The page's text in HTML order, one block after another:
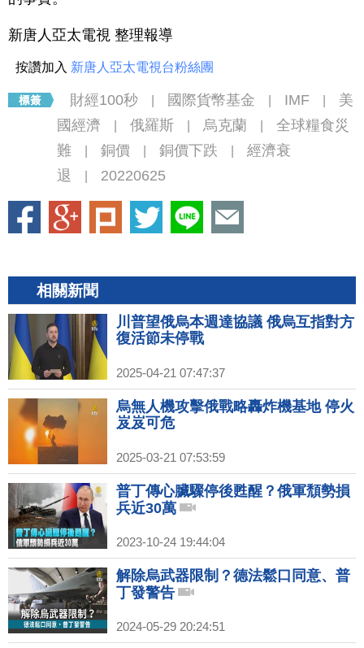
新唐人亞太電視 整理報導
按讚加入 新唐人亞太電視台粉絲團
財經100秒 國際貨幣基金 IMF
美
國經濟
俄羅斯 烏克蘭
全球糧食災
難
銅價 銅價下跌
經濟衰
退
20220625
相關新聞
川普望俄烏本週達協議 俄烏互指對方
復活節未停戰
2025-04-21 07:47:37
烏無人機攻擊俄戰略轟炸機基地 停火
岌岌可危
2025-03-21 07:53:59
普丁傳心臟驟停後甦醒？俄軍頹勢損
兵近30萬
2023-10-24 19:44:04
解除烏武器限制？德法鬆口同意、普
丁發警告
2024-05-29 20:24:51